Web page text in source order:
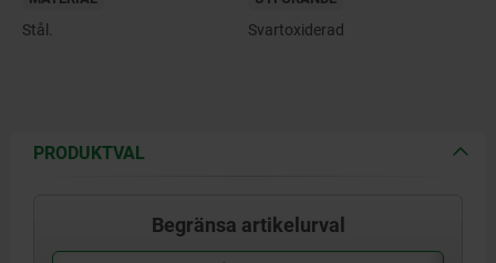
Stål. Svartoxiderad
PRODUKTVAL
Begränsa artikelurval